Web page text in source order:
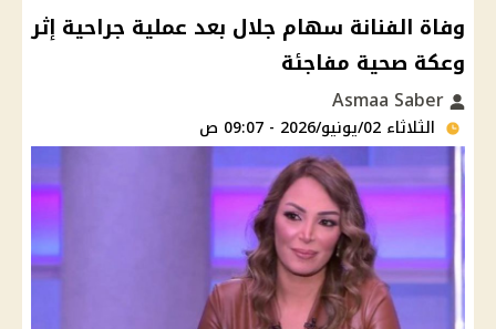
وفاة الفنانة سهام جلال بعد عملية جراحية إثر
وعكة صحية مفاجئة
الثلاثاء 02/يونيو/2026 - 09:07 ص